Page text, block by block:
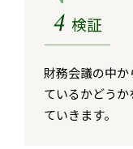
4 検証
財務会議の中
ているかどう
ていきます。